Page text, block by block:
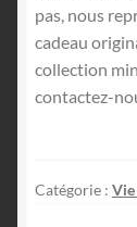
pas, nous
cadeau
collection
contactez-
Catégorie : Vie